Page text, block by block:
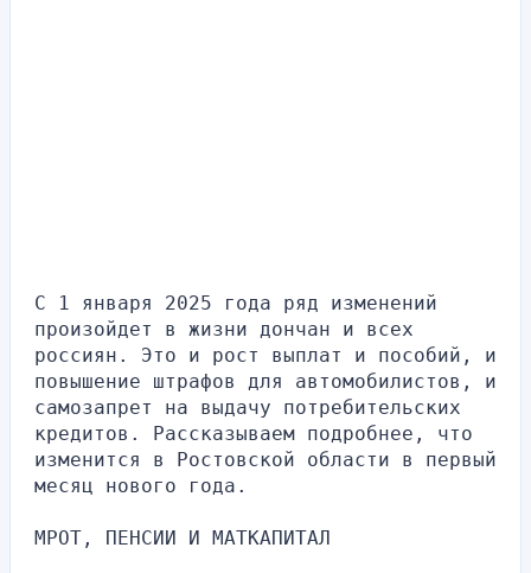
С 1 января 2025 года ряд изменений
произойдет в жизни дончан и всех
россиян. Это и рост выплат и пособий, и
повышение штрафов для автомобилистов, и
самозапрет на выдачу потребительских
кредитов. Рассказываем подробнее, что
изменится в Ростовской области в первый
месяц нового года.
МРОТ, ПЕНСИИ И МАТКАПИТАЛ